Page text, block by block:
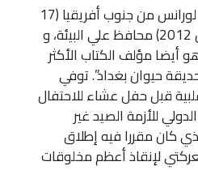
الرجال العظماء- أنتوني لورانس من جنوب أفريقيا (17
سبتمبر 1950 – 2 مارس 2012) محافظ علي البيئة، و
مؤلف الكتاب الأكثر
حيوان بغداد”. توفي
بأزمة قلبية قبل حفل عشاء للاحتفال
للأزمة الصيد غير
كان مقررا فيه إطلاق
لإنقاذ أعظم مخلوقات